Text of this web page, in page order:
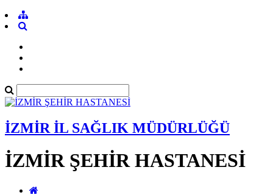
İZMİR İL SAĞLIK MÜDÜRLÜĞÜ
İZMİR ŞEHİR HASTANESİ